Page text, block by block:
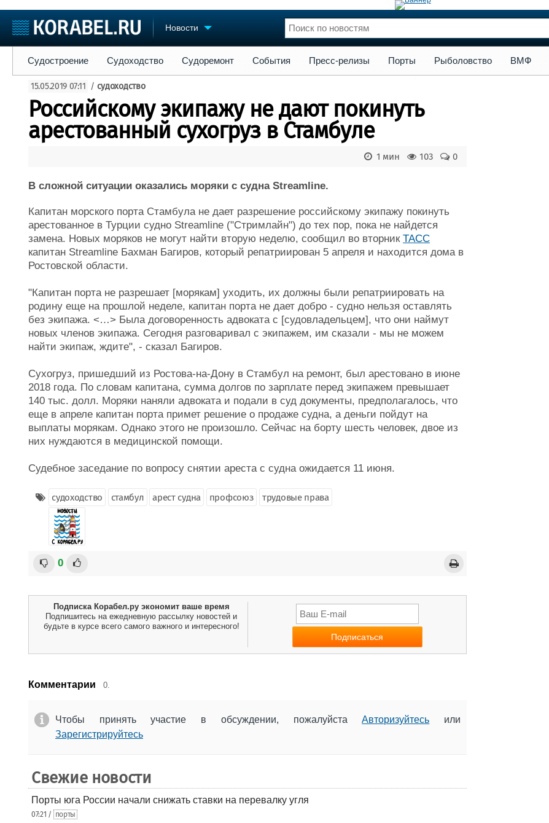
Новости
Судостроение
Пульс
Новости
Репутация
Журнал
Торговая площадка
Доска объявлений
Продажа флота
Оборудование
Изделия
Конференции
Личности
Словарь
Флот
Форум
Отзывы
Все службы
Судостроение Судоходство Судоремонт События Пресс-релизы Порты Рыболовство ВМФ
15.05.2019 07:11 / судоходство
Российскому экипажу не дают покинуть
арестованный сухогруз в Стамбуле
0
103
1 мин
В сложной ситуации оказались моряки с судна Streamline.
Капитан морского порта Стамбула не дает разрешение российскому экипажу покинуть
арестованное в Турции судно Streamline ("Стримлайн") до тех пор, пока не найдется
замена. Новых моряков не могут найти вторую неделю, сообщил во вторник ТАСС
капитан Streamline Бахман Багиров, который репатриирован 5 апреля и находится дома в
Ростовской области.
"Капитан порта не разрешает [морякам] уходить, их должны были репатриировать на
родину еще на прошлой неделе, капитан порта не дает добро - судно нельзя оставлять
без экипажа. <…> Была договоренность адвоката с [судовладельцем], что они наймут
новых членов экипажа. Сегодня разговаривал с экипажем, им сказали - мы не можем
найти экипаж, ждите", - сказал Багиров.
Сухогруз, пришедший из Ростова-на-Дону в Стамбул на ремонт, был арестовано в июне
2018 года. По словам капитана, сумма долгов по зарплате перед экипажем превышает
140 тыс. долл. Моряки наняли адвоката и подали в суд документы, предполагалось, что
еще в апреле капитан порта примет решение о продаже судна, а деньги пойдут на
выплаты морякам. Однако этого не произошло. Сейчас на борту шесть человек, двое из
них нуждаются в медицинской помощи.
Судебное заседание по вопросу снятии ареста с судна ожидается 11 июня.
судоходство стамбул арест судна профсоюз трудовые права
0
Подписка Корабел.ру экономит ваше время
Подпишитесь на ежедневную рассылку новостей и
будьте в курсе всего самого важного и интересного!
Комментарии 0.
Чтобы принять участие в обсуждении, пожалуйстаАвторизуйтесь или
Зарегистрируйтесь
Свежие новости
Порты юга России начали снижать ставки на перевалку угля
07:21 / порты